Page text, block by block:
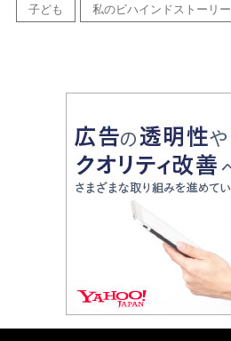
子ども 私のビハインドストーリー